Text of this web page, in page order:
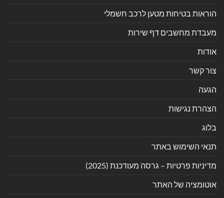
הוראות בטיחות מטען לרכב חשמלי
מעבדת מחשבים דף שירות
אודות
צור קשר
הגעה
הצהרת נגישות
בלוג
תנאי השימוש באתר
מדיניות פרטיות – גרסה מעודכנת (2025)
אוטומציה של האתר